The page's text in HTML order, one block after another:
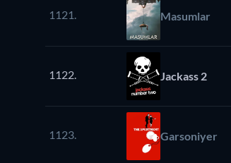
1121. Masumlar
1122. Jackass 2
1123. Garsoniyer